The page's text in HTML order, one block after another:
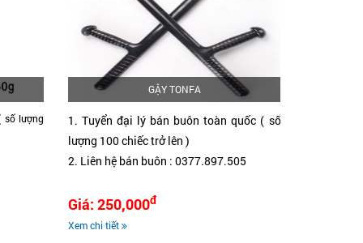
số lượng
GẬY TONFA
1. Tuyển đại lý bán buôn toàn quốc ( số
lượng 100 chiếc trở lên )
2. Liên hệ bán buôn : 0377.897.505
Giá: 250,000đ
Xem chi tiết